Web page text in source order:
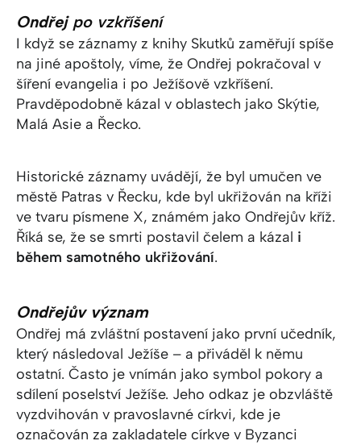
Ondřej po vzkříšení
I když se záznamy z knihy Skutků zaměřují spíše
na jiné apoštoly, víme, že Ondřej pokračoval v
šíření evangelia i po Ježíšově vzkříšení.
Pravděpodobně kázal v oblastech jako Skýtie,
Malá Asie a Řecko.
Historické záznamy uvádějí, že byl umučen ve
městě Patras v Řecku, kde byl ukřižován na kříži
ve tvaru písmene X, známém jako Ondřejův kříž.
Říká se, že se smrti postavil čelem a kázal i
během samotného ukřižování.
Ondřejův význam
Ondřej má zvláštní postavení jako první učedník,
který následoval Ježíše – a přiváděl k němu
ostatní. Často je vnímán jako symbol pokory a
sdílení poselství Ježíše. Jeho odkaz je obzvláště
vyzdvihován v pravoslavné církvi, kde je
označován za zakladatele církve v Byzanci